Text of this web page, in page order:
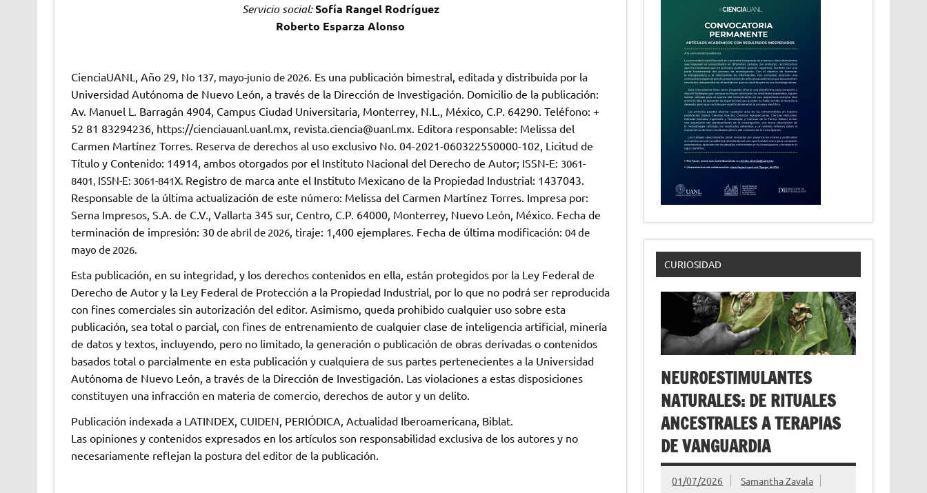
Servicio social:Sofía Rangel Rodríguez
Roberto Esparza Alonso
CienciaUANL, Año 29, No 137, mayo-junio de 2026. Es una publicación bimestral, editada y distribuida por la
Universidad Autónoma de Nuevo León, a través de la Dirección de Investigación. Domicilio de la publicación:
Av. Manuel L. Barragán 4904, Campus Ciudad Universitaria, Monterrey, N.L., México, C.P. 64290. Teléfono: +
52 81 83294236, https://cienciauanl.uanl.mx, revista.ciencia@uanl.mx. Editora responsable: Melissa del
Carmen Martínez Torres. Reserva de derechos al uso exclusivo No. 04-2021-060322550000-102, Licitud de
Título y Contenido: 14914, ambos otorgados por el Instituto Nacional del Derecho de Autor; ISSN-E: 3061-
8401, ISSN-E: 3061-841X. Registro de marca ante el Instituto Mexicano de la Propiedad Industrial: 1437043.
Responsable de la última actualización de este número: Melissa del Carmen Martínez Torres. Impresa por:
Serna Impresos, S.A. de C.V., Vallarta 345 sur, Centro, C.P. 64000, Monterrey, Nuevo León, México. Fecha de
terminación de impresión: 30de abril de 2026, tiraje: 1,400 ejemplares. Fecha de última modificación: 04 de
mayo de 2026.
Esta publicación, en su integridad, y los derechos contenidos en ella, están protegidos por la Ley Federal de
Derecho de Autor y la Ley Federal de Protección a la Propiedad Industrial, por lo que no podrá ser reproducida
con fines comerciales sin autorización del editor. Asimismo, queda prohibido cualquier uso sobre esta
publicación, sea total o parcial, con fines de entrenamiento de cualquier clase de inteligencia artificial, minería
de datos y textos, incluyendo, pero no limitado, la generación o publicación de obras derivadas o contenidos
basados total o parcialmente en esta publicación y cualquiera de sus partes pertenecientes a la Universidad
Autónoma de Nuevo León, a través de la Dirección de Investigación. Las violaciones a estas disposiciones
constituyen una infracción en materia de comercio, derechos de autor y un delito.
Publicación indexada a LATINDEX, CUIDEN, PERIÓDICA, Actualidad Iberoamericana, Biblat.
Las opiniones y contenidos expresados en los artículos son responsabilidad exclusiva de los autores y no
necesariamente reflejan la postura del editor de la publicación.
CURIOSIDAD
NEUROESTIMULANTES
NATURALES: DE RITUALES
ANCESTRALES A TERAPIAS
DE VANGUARDIA
01/07/2026 Samantha Zavala